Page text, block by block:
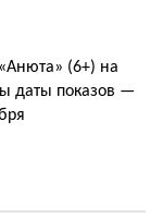
(6+) на
даты показов —